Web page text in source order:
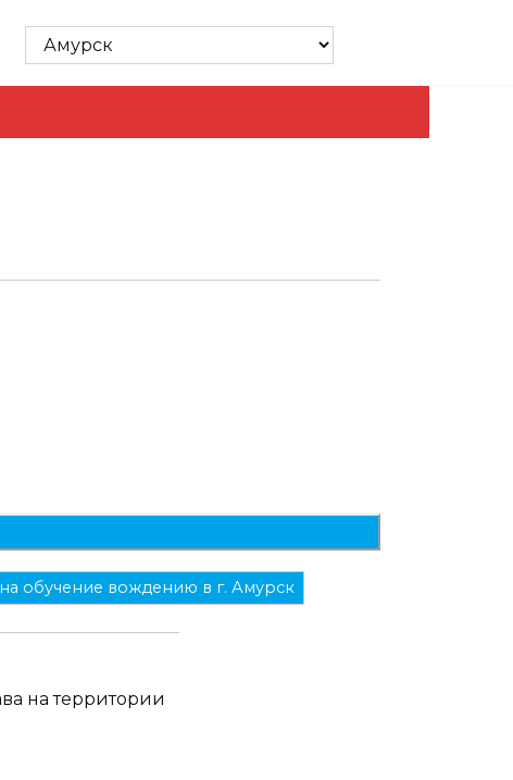
обучение вождению в г. Амурск
на территории